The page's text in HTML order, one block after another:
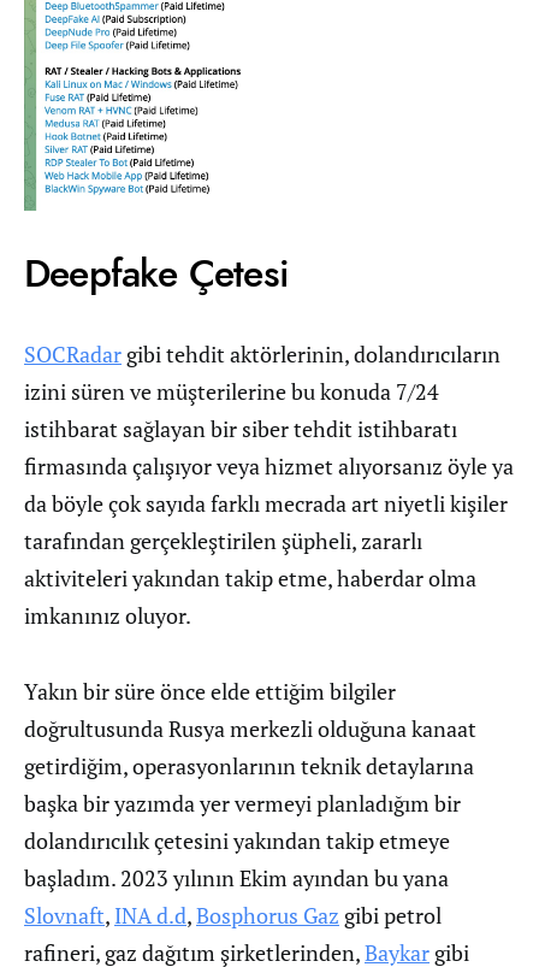
Deepfake Çetesi
SOCRadar gibi tehdit aktörlerinin, dolandırıcıların
izini süren ve müşterilerine bu konuda 7/24
istihbarat sağlayan bir siber tehdit istihbaratı
firmasında çalışıyor veya hizmet alıyorsanız öyle ya
da böyle çok sayıda farklı mecrada art niyetli kişiler
tarafından gerçekleştirilen şüpheli, zararlı
aktiviteleri yakından takip etme, haberdar olma
imkanınız oluyor.
Yakın bir süre önce elde ettiğim bilgiler
doğrultusunda Rusya merkezli olduğuna kanaat
getirdiğim, operasyonlarının teknik detaylarına
başka bir yazımda yer vermeyi planladığım bir
dolandırıcılık çetesini yakından takip etmeye
başladım. 2023 yılının Ekim ayından bu yana
Slovnaft, INA d.d,Bosphorus Gaz gibi petrol
rafineri, gaz dağıtım şirketlerinden,Baykar gibi